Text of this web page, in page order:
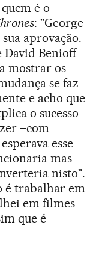
é o
: "George
aprovação.
David Benioff
mostrar os
se faz
e acho que
o sucesso
–com
esse
mas
nisto".
é trabalhar em
em filmes
que é